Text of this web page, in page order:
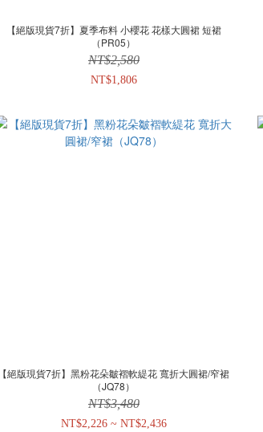
【絕版現貨7折】夏季布料 小櫻花 花樣大圓裙 短裙
（PR05）
NT$2,580
NT$1,806
【絕版現貨7折】黑粉花朵皺褶軟緹花 寬折大圓裙/窄裙
（JQ78）
NT$3,480
NT$2,226 ~ NT$2,436